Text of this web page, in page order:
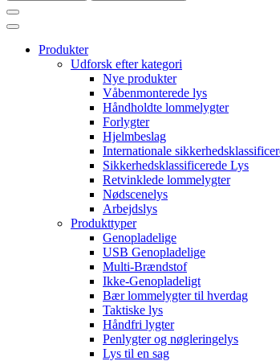
Produkter
Udforsk efter kategori
Nye produkter
Våbenmonterede lys
Håndholdte lommelygter
Forlygter
Hjelmbeslag
Internationale
Sikkerhedsklassificerede Lys
Retvinklede lommelygter
Nødscenelys
Arbejdslys
Produkttyper
Genopladelige
USB Genopladelige
Multi-Brændstof
Ikke-Genopladeligt
Bær lommelygter til hverdag
Taktiske lys
Håndfri lygter
Penlygter og nøgleringelys
Lys til en sag